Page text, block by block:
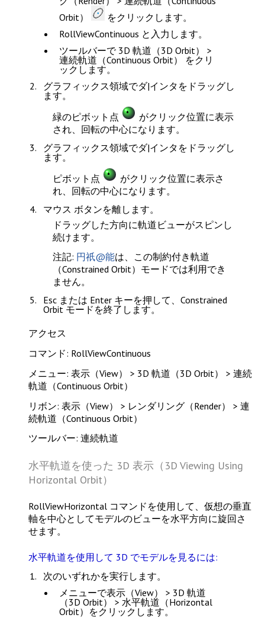
Orbit）
をクリックします。
RollViewContinuous と入力します。
ツールバーで 3D 軌道（3D Orbit） >
連続軌道（Continuous Orbit）
をクリ
ックします。
グラフィックス領域でダ|インタをドラッグし
ます。
緑のピボット点
がクリック位置に表示
され、回転の中心になります。
グラフィックス領域でダ|インタをドラッグし
ます。
ピボット点
がクリック位置に表示さ
れ、回転の中心になります。
マウス ボタンを離します。
ドラッグした方向に軌道ビューがスピンし
続けます。
注記: 円祇@能は、この制約付き軌道
（Constrained Orbit）モードでは利用でき
ません。
Esc または Enter キーを押して、Constrained
Orbit モードを終了します。
アクセス
コマンド: RollViewContinuous
メニュー: 表示（View） > 3D 軌道（3D Orbit） > 連続
軌道（Continuous Orbit）
リボン: 表示（View） > レンダリング（Render） > 連
続軌道（Continuous Orbit）
ツールバー: 連続軌道
水平軌道を使った 3D 表示（3D Viewing Using
Horizontal Orbit）
RollViewHorizontal コマンドを使用して、仮想の垂直
軸を中心としてモデルのビューを水平方向に旋回さ
せます。
水平軌道を使用して 3D でモデルを見るには:
次のいずれかを実行します。
メニューで表示（View） > 3D 軌道
（3D Orbit） > 水平軌道（Horizontal
Orbit） をクリックします。